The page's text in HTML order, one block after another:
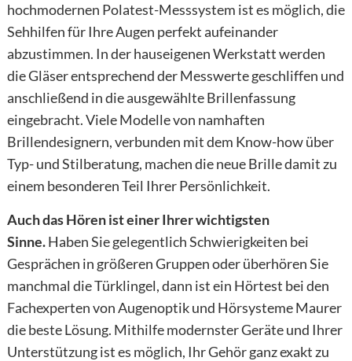
hochmodernen Polatest-Messsystem ist es möglich, die
Sehhilfen für Ihre Augen perfekt aufeinander
abzustimmen. In der hauseigenen Werkstatt werden
die Gläser entsprechend der Messwerte geschliffen und
anschließend in die ausgewählte Brillenfassung
eingebracht. Viele Modelle von namhaften
Brillendesignern, verbunden mit dem Know-how über
Typ- und Stilberatung, machen die neue Brille damit zu
einem besonderen Teil Ihrer Persönlichkeit.
Auch das Hören ist einer Ihrer wichtigsten
Sinne.Haben Sie gelegentlich Schwierigkeiten bei
Gesprächen in größeren Gruppen oder überhören Sie
manchmal die Türklingel, dann ist ein Hörtest bei den
Fachexperten von Augenoptik und Hörsysteme Maurer
die beste Lösung. Mithilfe modernster Geräte und Ihrer
Unterstützung ist es möglich, Ihr Gehör ganz exakt zu